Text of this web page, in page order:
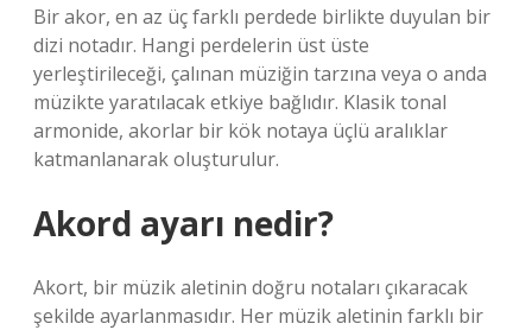
Bir akor, en az üç farklı perdede birlikte duyulan bir
dizi notadır. Hangi perdelerin üst üste
yerleştirileceği, çalınan müziğin tarzına veya o anda
müzikte yaratılacak etkiye bağlıdır. Klasik tonal
armonide, akorlar bir kök notaya üçlü aralıklar
katmanlanarak oluşturulur.
Akord ayarı nedir?
Akort, bir müzik aletinin doğru notaları çıkaracak
şekilde ayarlanmasıdır. Her müzik aletinin farklı bir